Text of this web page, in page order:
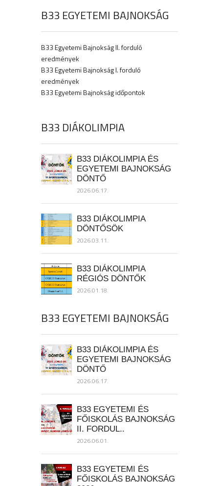
B33 EGYETEMI BAJNOKSÁG
B33 Egyetemi Bajnokság II. forduló
eredmények
B33 Egyetemi Bajnokság I. forduló
eredmények
B33 Egyetemi Bajnokság időpontok
B33 DIÁKOLIMPIA
B33 DIÁKOLIMPIA ÉS
EGYETEMI BAJNOKSÁG
DÖNTŐ
2026.06.17.
B33 DIÁKOLIMPIA
DÖNTŐSÖK
2026.03.11.
B33 DIÁKOLIMPIA
RÉGIÓS DÖNTŐK
2026.01.18.
B33 EGYETEMI BAJNOKSÁG
B33 DIÁKOLIMPIA ÉS
EGYETEMI BAJNOKSÁG
DÖNTŐ
2026.06.17.
B33 EGYETEMI ÉS
FŐISKOLÁS BAJNOKSÁG
II. FORDUL..
2026.06.01.
B33 EGYETEMI ÉS
FŐISKOLÁS BAJNOKSÁG